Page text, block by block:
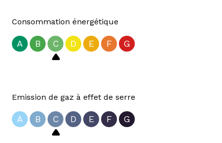
Consommation énergétique
A B C D E F G
Emission de gaz à effet de serre
A B C D E F G